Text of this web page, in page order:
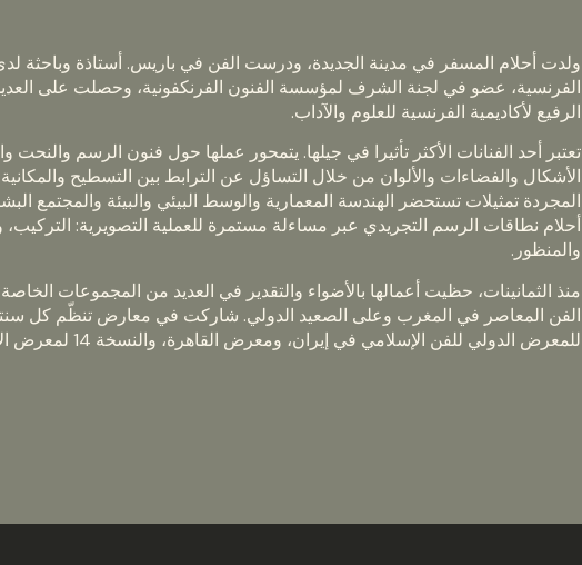
ولدت أحلام المسفر في مدينة الجديدة، ودرست الفن في باريس. أستاذة وباحثة لدى
الفرنسية، عضو في لجنة الشرف لمؤسسة الفنون الفرنكفونية، وحصلت على
الرفيع لأكاديمية الفرنسية للعلوم والآداب.
تعتبر أحد الفنانات الأكثر تأثيرا في جيلها. يتمحور عملها حول فنون الرسم والنحت
الأشكال والفضاءات والألوان من خلال التساؤل عن الترابط بين التسطيح
المجردة تمثيلات تستحضر الهندسة المعمارية والوسط البيئي والبيئة
أحلام نطاقات الرسم التجريدي عبر مساءلة مستمرة للعملية التصويرية: التركيب،
والمنظور.
منذ الثمانينات، حظيت أعمالها بالأضواء والتقدير في العديد من المجموعات
الفن المعاصر في المغرب وعلى الصعيد الدولي. شاركت في معارض تنظّم كل
للمعرض الدولي للفن الإسلامي في إيران، ومعرض القاهرة، والنسخة 14 لمعرض الاسكندرية،